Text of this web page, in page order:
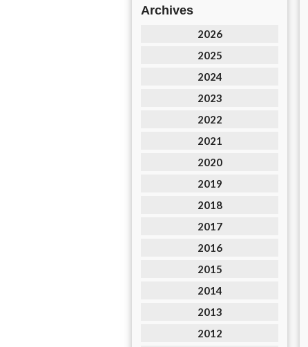
Archives
2026
2025
2024
2023
2022
2021
2020
2019
2018
2017
2016
2015
2014
2013
2012